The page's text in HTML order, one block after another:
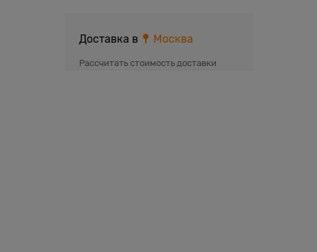
Доставка в Москва
Рассчитать стоимость доставки